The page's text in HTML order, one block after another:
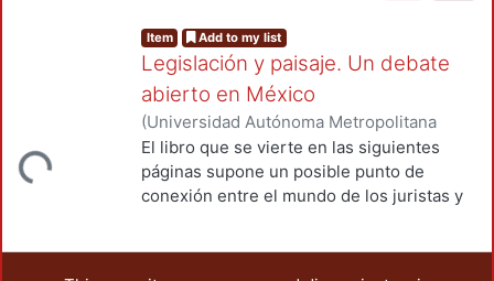
Loading...
Item Add to my list
Legislación y paisaje. Un debate
abierto en México
(Universidad Autónoma Metropolitana
(México). Unidad Azcapotzalco.,2019)
Alonso Navarrete, Armando ;Checa-
Artasu, Martín Manuel;Larrucea Garritz,
El libro que se vierte en las siguientes
páginas supone un posible punto de
conexión entre el mundo de los juristas y